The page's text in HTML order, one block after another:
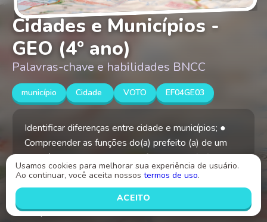
Cidades e Municípios -
GEO (4º ano)
Palavras-chave e habilidades BNCC
município Cidade VOTO EF04GE03
Identificar diferenças entre cidade e municípios; ●
Compreender as funções do(a) prefeito (a) de um
município; ● Compreender as funções dos(as)
vereadores(as) de um município.
Criado por
Usamos cookies para melhorar sua experiência de usuário.
Ao continuar, você aceita nossos termos de uso.
ACEITO